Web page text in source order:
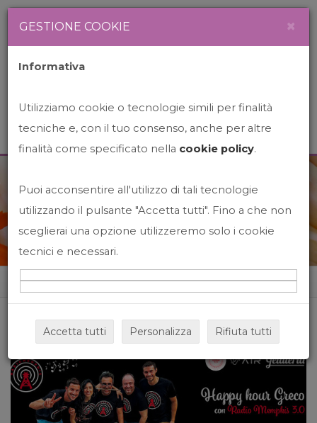
News&Events
Home News&events
GESTIONE COOKIE ×
Informativa
Utilizziamo cookie o tecnologie simili per finalità
tecniche e, con il tuo consenso, anche per altre
finalità come specificato nella cookie policy.
Puoi acconsentire all'utilizzo di tali tecnologie
utilizzando il pulsante "Accetta tutti". Fino a che non
sceglierai una opzione utilizzeremo solo i cookie
tecnici e necessari.
Accetta tutti Personalizza Rifiuta tutti